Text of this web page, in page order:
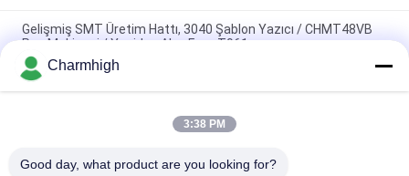
Gelişmiş SMT Üretim Hattı, 3040 Şablon Yazıcı / CHMT48VB
Pnp Makinesi / Yeniden Akış Fırını T961
Toplam Uzunluğu 3.5m Yüksek hassasiyetli küçük SMT üretim
hattı 0201, BGA, 144 pin IC
Elektronik Üretimi İçin Yüksek Performanslı Tam Otomatik
Charmhigh
3:38 PM
Good day, what product are you looking for?